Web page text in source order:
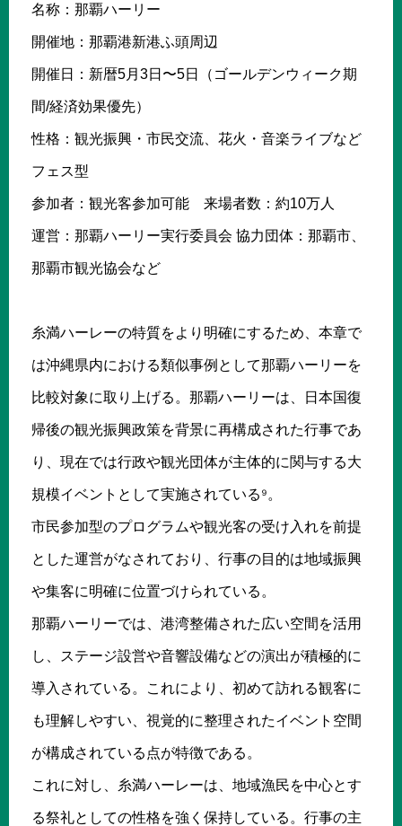
名称：那覇ハーリー
開催地：那覇港新港ふ頭周辺
開催日：新暦5月3日〜5日（ゴールデンウィーク期
間/経済効果優先）
性格：観光振興・市民交流、花火・音楽ライブなど
フェス型
参加者：観光客参加可能 来場者数：約10万人
運営：那覇ハーリー実行委員会 協力団体：那覇市、
那覇市観光協会など
糸満ハーレーの特質をより明確にするため、本章で
は沖縄県内における類似事例として那覇ハーリーを
比較対象に取り上げる。那覇ハーリーは、日本国復
帰後の観光振興政策を背景に再構成された行事であ
り、現在では行政や観光団体が主体的に関与する大
規模イベントとして実施されている⁹。
市民参加型のプログラムや観光客の受け入れを前提
とした運営がなされており、行事の目的は地域振興
や集客に明確に位置づけられている。
那覇ハーリーでは、港湾整備された広い空間を活用
し、ステージ設営や音響設備などの演出が積極的に
導入されている。これにより、初めて訪れる観客に
も理解しやすい、視覚的に整理されたイベント空間
が構成されている点が特徴である。
これに対し、糸満ハーレーは、地域漁民を中心とす
る祭礼としての性格を強く保持している。行事の主